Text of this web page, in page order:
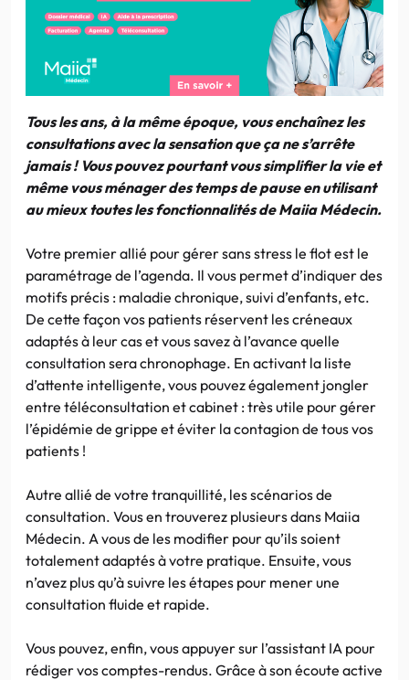
Tous les ans, à la même époque, vous enchaînez les
consultations avec la sensation que ça ne s’arrête
jamais ! Vous pouvez pourtant vous simplifier la vie et
même vous ménager des temps de pause en utilisant
au mieux toutes les fonctionnalités de Maiia Médecin.
Votre premier allié pour gérer sans stress le flot est le
paramétrage de l’agenda. Il vous permet d’indiquer des
motifs précis : maladie chronique, suivi d’enfants, etc.
De cette façon vos patients réservent les créneaux
adaptés à leur cas et vous savez à l’avance quelle
consultation sera chronophage. En activant la liste
d’attente intelligente, vous pouvez également jongler
entre téléconsultation et cabinet : très utile pour gérer
l’épidémie de grippe et éviter la contagion de tous vos
patients !
Autre allié de votre tranquillité, les scénarios de
consultation. Vous en trouverez plusieurs dans Maiia
Médecin. A vous de les modifier pour qu’ils soient
totalement adaptés à votre pratique. Ensuite, vous
n’avez plus qu’à suivre les étapes pour mener une
consultation fluide et rapide.
Vous pouvez, enfin, vous appuyer sur l’assistant IA pour
rédiger vos comptes-rendus. Grâce à son écoute active